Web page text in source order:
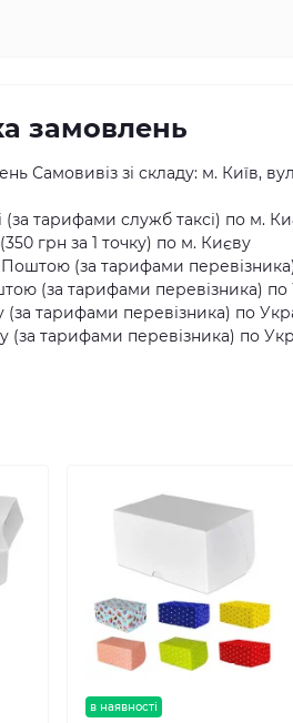
замовлень
Самовивіз зі складу: м. Київ,
(за тарифами служб таксі) по м.
грн за 1 точку) по м. Києву
(за тарифами перевізника)
(за тарифами перевізника) по
тарифами перевізника) по
(за тарифами перевізника) по
в наявності